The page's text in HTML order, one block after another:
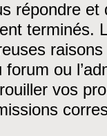
répondre
terminés.
forum ou
vos